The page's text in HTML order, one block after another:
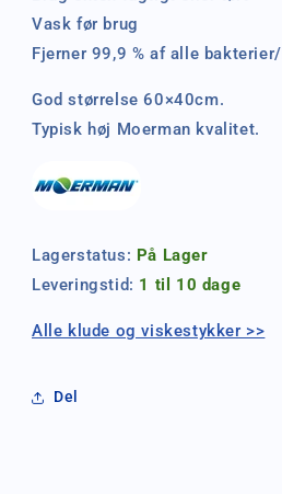
Vask før brug
Fjerner 99,9 % af alle
God størrelse 60×40cm.
Typisk høj Moerman kvalitet.
Lagerstatus: På Lager
Leveringstid: 1 til 10 dage
Alle klude og viskestykker >>
Del